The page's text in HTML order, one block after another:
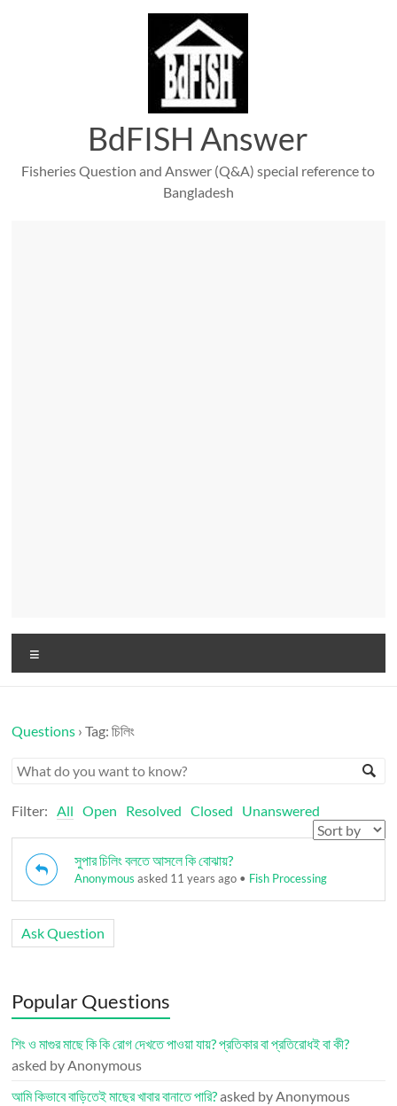
BdFISH Answer
Fisheries Question and Answer (Q&A) special reference to
Bangladesh
Questions ›Tag: চিলিং
Filter: All Open Resolved Closed Unanswered
সুপার চিলিং বলতে আসলে কি বোঝায়?
Anonymous asked 11 years ago • Fish Processing
Ask Question
Popular Questions
শিং ও মাগুর মাছে কি কি রোগ দেখতে পাওয়া যায়? প্রতিকার বা প্রতিরোধই বা কী?
asked by Anonymous
আমি কিভাবে বাড়িতেই মাছের খাবার বানাতে পারি?asked by Anonymous